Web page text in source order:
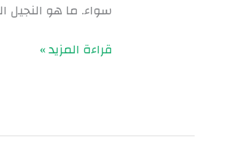
سواء. ما هو النجيل
قراءة المزيد »